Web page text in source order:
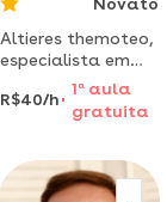
Altieres themoteo,
especialista em
controladoria e
gestão de custos
com mais de 10
experiência no
setor corporativo.
R$40/h
1 aaula
gratuita